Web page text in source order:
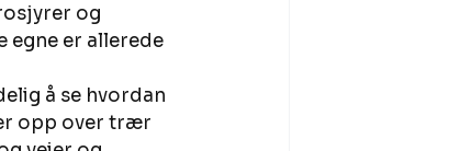
og
egne er allerede
å se hvordan
opp over trær